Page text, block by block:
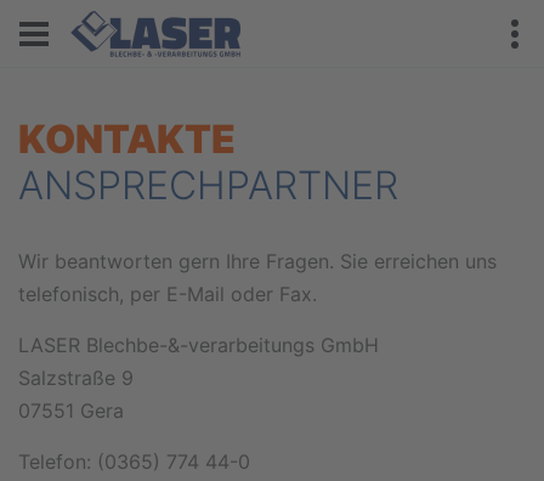
KONTAKTE
ANSPRECHPARTNER
Wir beantworten gern Ihre Fragen. Sie erreichen uns
telefonisch, per E-Mail oder Fax.
LASER Blechbe-&-verarbeitungs GmbH
Salzstraße 9
07551 Gera
Telefon: (0365) 774 44-0